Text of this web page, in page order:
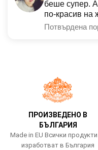
беше супер.
по-красив на
Потвърдена
ПРОИЗВЕДЕНО В
БЪЛГАРИЯ
Made in EU Всички
изработват в България